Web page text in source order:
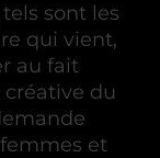
sont les
qui vient,
au fait
créative du
et